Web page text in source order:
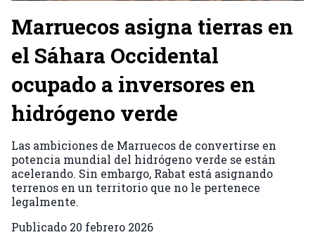
Marruecos asigna tierras en
el Sáhara Occidental
ocupado a inversores en
hidrógeno verde
Las ambiciones de Marruecos de convertirse en
potencia mundial del hidrógeno verde se están
acelerando. Sin embargo, Rabat está asignando
terrenos en un territorio que no le pertenece
legalmente.
Publicado 20 febrero 2026